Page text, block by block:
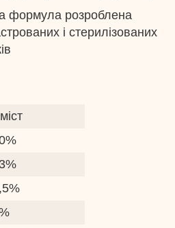
формула розроблена
і стерилізованих